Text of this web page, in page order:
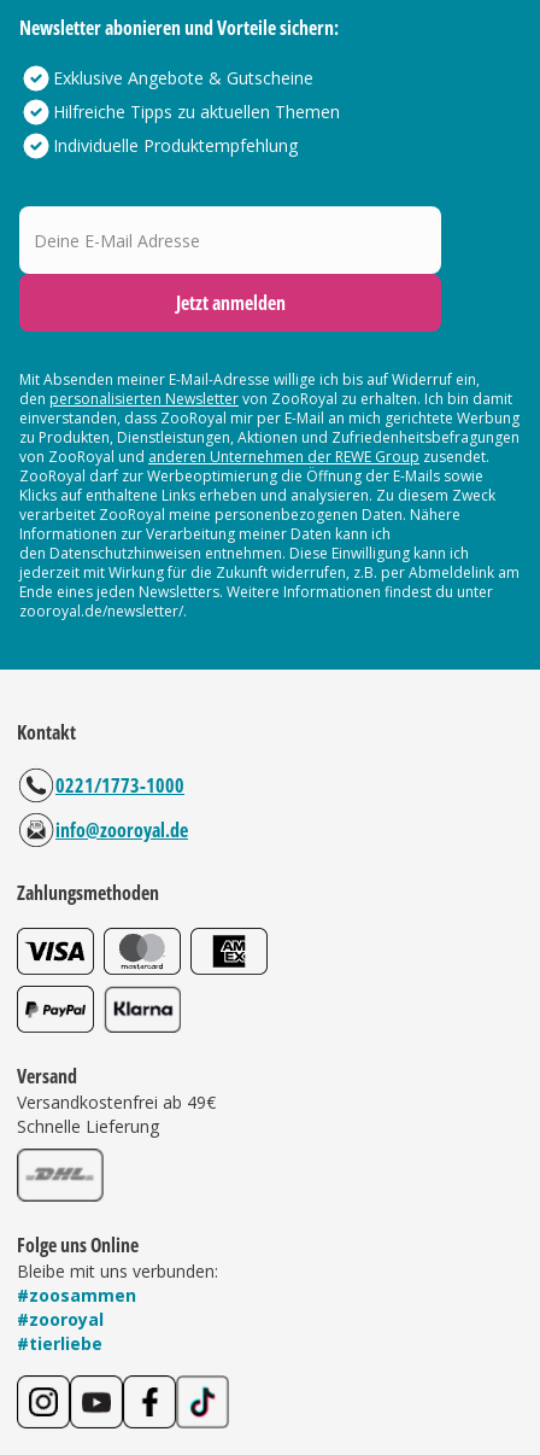
Newsletter abonieren und Vorteile sichern:
Exklusive Angebote & Gutscheine
Hilfreiche Tipps zu aktuellen Themen
Individuelle Produktempfehlung
Deine E-Mail Adresse
Jetzt anmelden
Mit Absenden meiner E-Mail-Adresse willige ich bis auf Widerruf ein,
den personalisierten Newslettervon ZooRoyal zu erhalten. Ich bin damit
einverstanden, dass ZooRoyal mir per E-Mail an mich gerichtete Werbung
zu Produkten, Dienstleistungen, Aktionen und Zufriedenheitsbefragungen
von ZooRoyal und anderen Unternehmen der REWE Group zusendet.
ZooRoyal darf zur Werbeoptimierung die Öffnung der E-Mails sowie
Klicks auf enthaltene Links erheben und analysieren. Zu diesem Zweck
verarbeitet ZooRoyal meine personenbezogenen Daten. Nähere
Informationen zur Verarbeitung meiner Daten kann ich
den Datenschutzhinweisen entnehmen. Diese Einwilligung kann ich
jederzeit mit Wirkung für die Zukunft widerrufen, z.B. per Abmeldelink am
Ende eines jeden Newsletters. Weitere Informationen findest du unter
zooroyal.de/newsletter/.
Kontakt
0221/1773-1000
info@zooroyal.de
Zahlungsmethoden
Versand
Versandkostenfrei ab 49€
Schnelle Lieferung
Folge uns Online
Bleibe mit uns verbunden:
#zoosammen
#zooroyal
#tierliebe